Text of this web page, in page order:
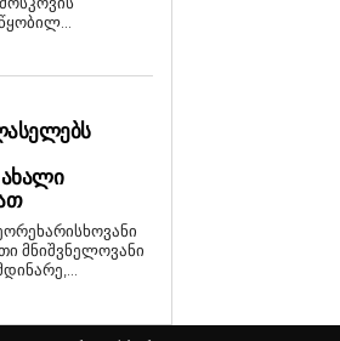
მნიშვნელოვანი